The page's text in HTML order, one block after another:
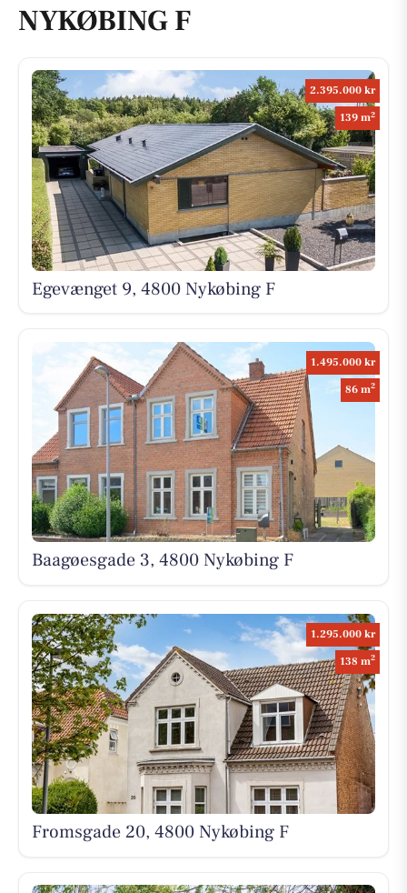
NYKØBING F
2.395.000 kr
139 m2
Egevænget 9, 4800 Nykøbing F
1.495.000 kr
86 m2
Baagøesgade 3, 4800 Nykøbing F
1.295.000 kr
138 m2
Fromsgade 20, 4800 Nykøbing F